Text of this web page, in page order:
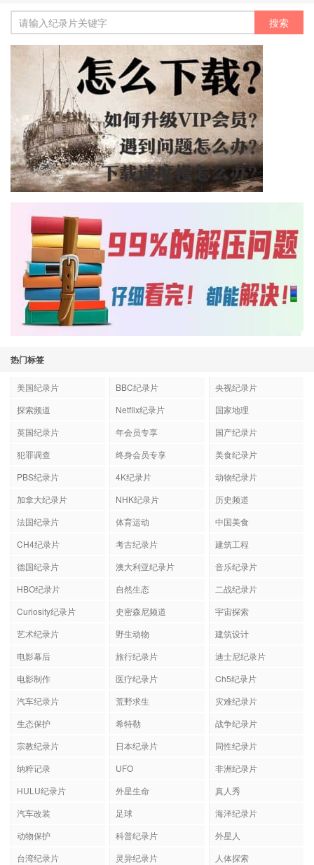
热门标签
美国纪录片 BBC纪录片
央视纪录片
探索频道
Netflix纪录片
国家地理
英国纪录片
年会员专享
国产纪录片
犯罪调查
终身会员专享
美食纪录片
PBS纪录片
4K纪录片
动物纪录片
加拿大纪录片
NHK纪录片
历史频道
法国纪录片
体育运动
中国美食
CH4纪录片
考古纪录片
建筑工程
德国纪录片
澳大利亚纪录片
音乐纪录片
HBO纪录片
自然生态
二战纪录片
Curiosity纪录片
史密森尼频道
宇宙探索
艺术纪录片
野生动物
建筑设计
电影幕后
旅行纪录片
迪士尼纪录片
电影制作
医疗纪录片
Ch5纪录片
汽车纪录片
荒野求生
灾难纪录片
生态保护
希特勒
战争纪录片
宗教纪录片
日本纪录片
同性纪录片
纳粹记录
UFO
非洲纪录片
HULU纪录片
外星生命
真人秀
汽车改装
足球
海洋纪录片
动物保护
科普纪录片
外星人
台湾纪录片
灵异纪录片
人体探索